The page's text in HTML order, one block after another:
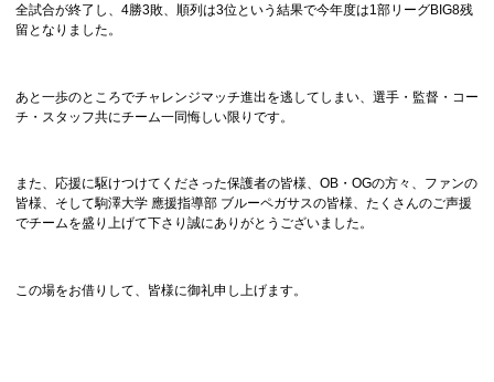
全試合が終了し、4勝3敗、順列は3位という結果で今年度は1部リーグBIG8残
留となりました。
あと一歩のところでチャレンジマッチ進出を逃してしまい、選手・監督・コー
チ・スタッフ共にチーム一同悔しい限りです。
また、応援に駆けつけてくださった保護者の皆様、OB・OGの方々、ファンの
皆様、そして駒澤大学 應援指導部 ブルーペガサスの皆様、たくさんのご声援
でチームを盛り上げて下さり誠にありがとうございました。
この場をお借りして、皆様に御礼申し上げます。